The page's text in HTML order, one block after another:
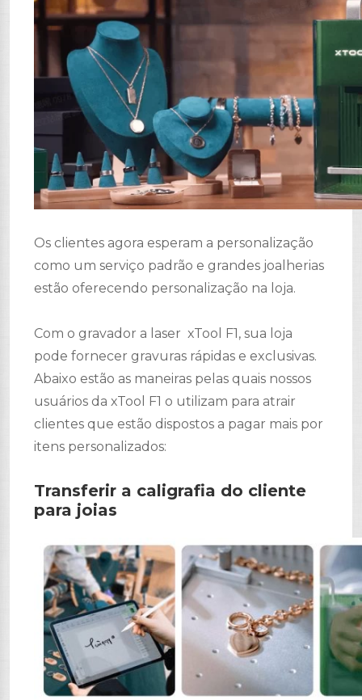
Os clientes agora esperam a personalização
como um serviço padrão e grandes joalherias
estão oferecendo personalização na loja.
Com o gravador a laser xTool F1, sua loja
pode fornecer gravuras rápidas e exclusivas.
Abaixo estão as maneiras pelas quais nossos
usuários da xTool F1 o utilizam para atrair
clientes que estão dispostos a pagar mais por
itens personalizados:
Transferir a caligrafia do cliente
para joias